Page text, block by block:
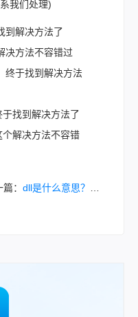
我们处理)
到解决方法了
决方法不容错过
终于找到解决方法
找到解决方法了
解决方法不容错
： dll是什么意思？全面解析Windows系统中的动态链接库！